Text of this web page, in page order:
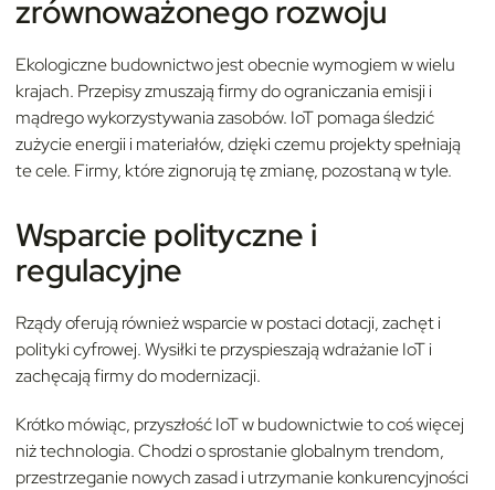
zrównoważonego rozwoju
Ekologiczne budownictwo jest obecnie wymogiem w wielu
krajach. Przepisy zmuszają firmy do ograniczania emisji i
mądrego wykorzystywania zasobów. IoT pomaga śledzić
zużycie energii i materiałów, dzięki czemu projekty spełniają
te cele. Firmy, które zignorują tę zmianę, pozostaną w tyle.
Wsparcie polityczne i
regulacyjne
Rządy oferują również wsparcie w postaci dotacji, zachęt i
polityki cyfrowej. Wysiłki te przyspieszają wdrażanie IoT i
zachęcają firmy do modernizacji.
Krótko mówiąc, przyszłość IoT w budownictwie to coś więcej
niż technologia. Chodzi o sprostanie globalnym trendom,
przestrzeganie nowych zasad i utrzymanie konkurencyjności